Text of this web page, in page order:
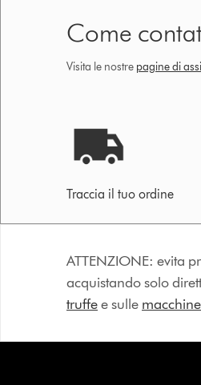
Come
Visita le nostre pagine di
Traccia il tuo ordine
ATTENZIONE: evita
acquistando solo
truffee sulle